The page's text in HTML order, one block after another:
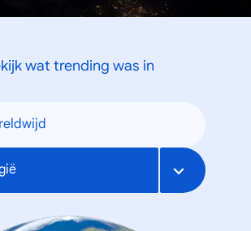
wat trending was in